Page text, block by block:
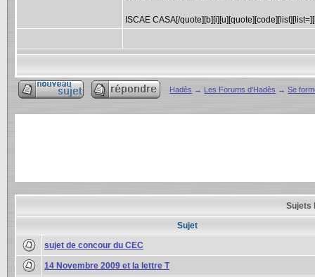
ISCAE CASA[/
Hadès → Les Forums d'Hadès →Se
Sujets
Sujet
sujet de concour du CEC
14 Novembre 2009 et la lettre T